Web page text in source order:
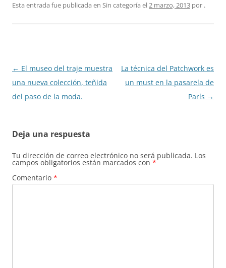
Esta entrada fue publicada en Sin categoría el2 marzo, 2013 por .
Navegación
de
entradas
← El museo del traje muestra
una nueva colección, teñida
del paso de la moda.
La técnica del Patchwork es
un must en la pasarela de
París →
Deja una respuesta
Tu dirección de correo electrónico no será publicada. Los
campos obligatorios están marcados con *
Comentario *